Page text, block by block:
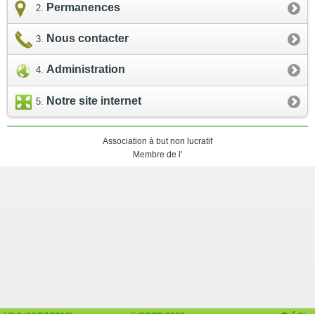
Permanences
Nous contacter
Administration
Notre site internet
Association à but non lucratif
Membre de l'